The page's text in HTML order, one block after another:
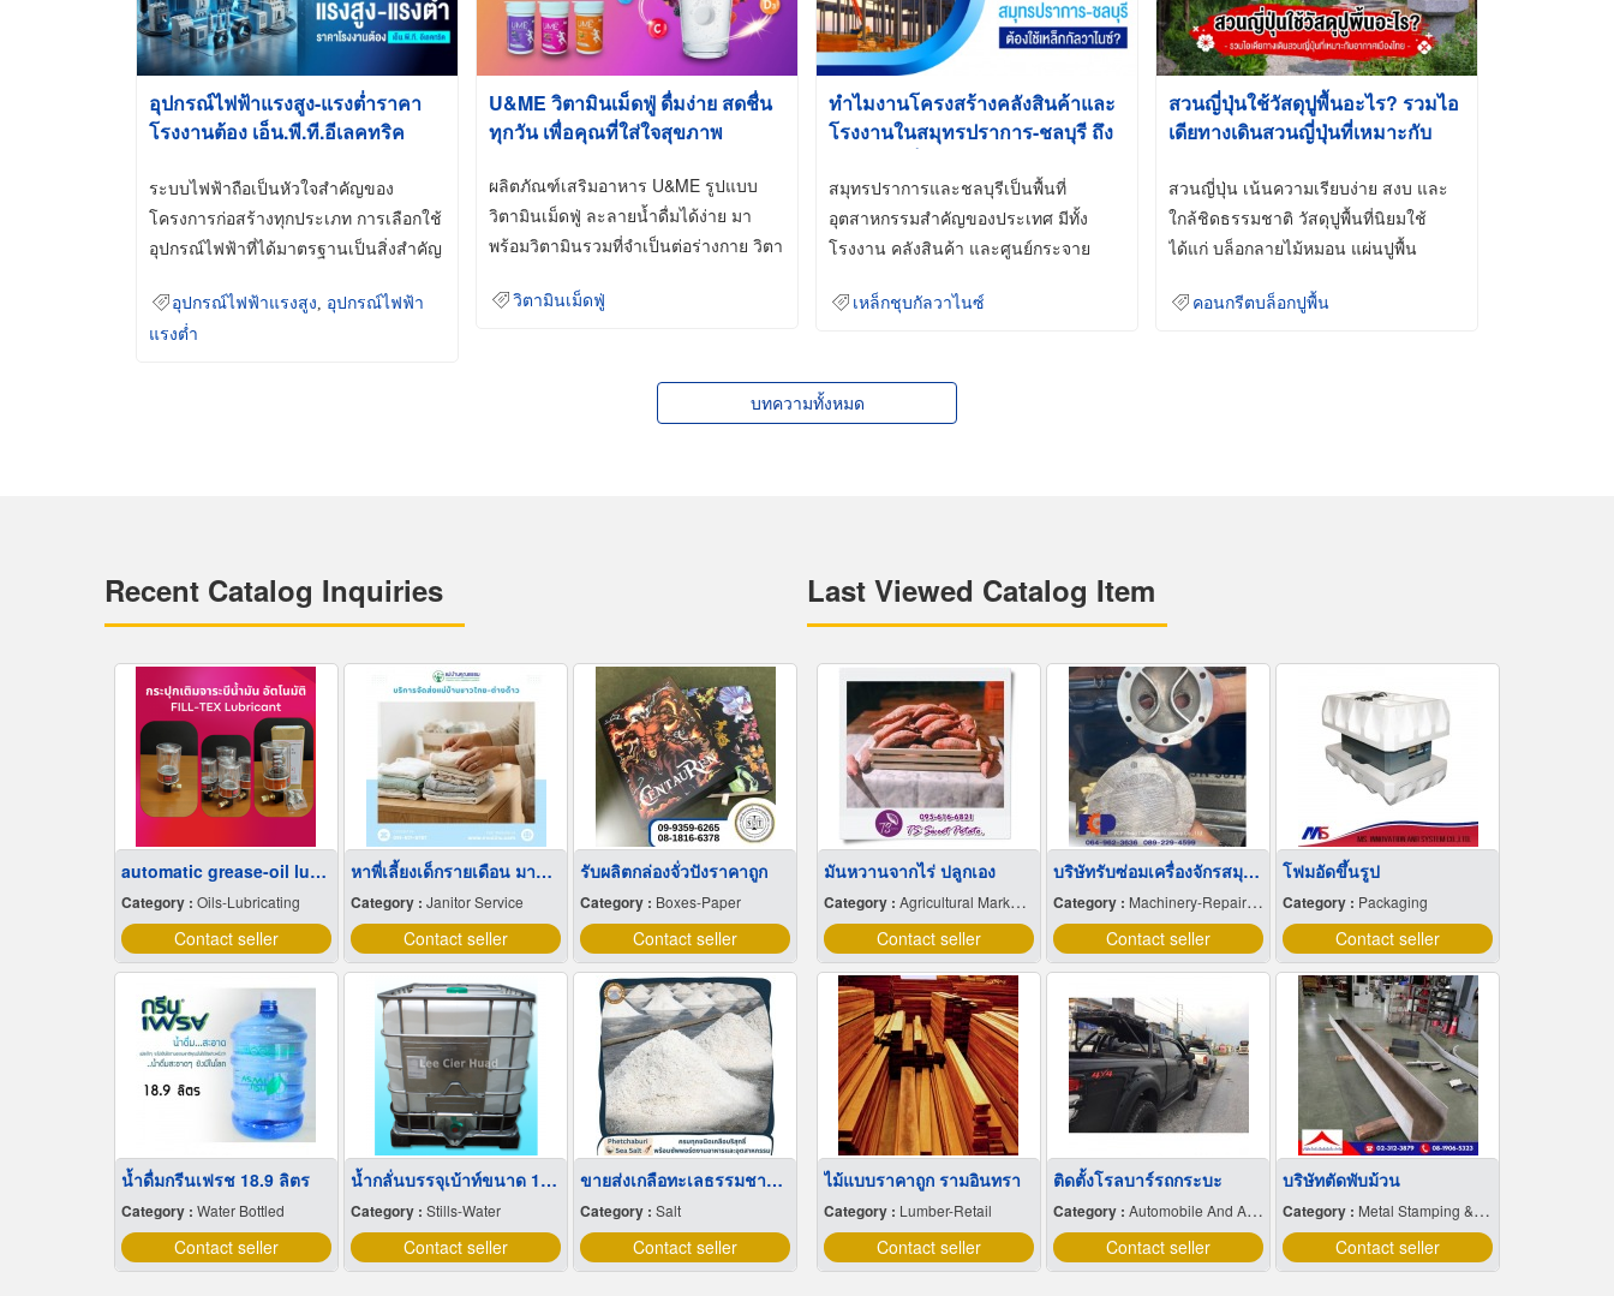
อุปกรณ์ไฟฟ้าแรงสูง-แรงต่ำราคา
โรงงานต้อง เอ็น.พี.ที.อีเลคทริค
ระบบไฟฟ้าถือเป็นหัวใจสำคัญของ
โครงการก่อสร้างทุกประเภท การเลือกใช้
อุปกรณ์ไฟฟ้าที่ได้มาตรฐานเป็นสิ่งสำคัญ
อุปกรณ์ไฟฟ้าแรงสูง
อุปกรณ์ไฟฟ้า
แรงต่ำ
U&ME วิตามินเม็ดฟู่ ดื่มง่าย สดชื่น
ทุกวัน เพื่อคุณที่ใส่ใจสุขภาพ
ผลิตภัณฑ์เสริมอาหาร U&ME รูปแบบ
วิตามินเม็ดฟู่ ละลายน้ำดื่มได้ง่าย มา
พร้อมวิตามินรวมที่จำเป็นต่อร่างกาย วิตา
วิตามินเม็ดฟู่
ทำไมงานโครงสร้างคลังสินค้าและ
โรงงานในสมุทรปราการ-ชลบุรี ถึง
Galvanized)
สมุทรปราการและชลบุรีเป็นพื้นที่
อุตสาหกรรมสำคัญของประเทศ มีทั้ง
โรงงาน คลังสินค้า และศูนย์กระจาย
เหล็กชุบกัลวาไนซ์
สวนญี่ปุ่นใช้วัสดุปูพื้นอะไร? รวมไอ
เดียทางเดินสวนญี่ปุ่นที่เหมาะกับ
สวนญี่ปุ่น เน้นความเรียบง่าย สงบ และ
ใกล้ชิดธรรมชาติ วัสดุปูพื้นที่นิยมใช้
ได้แก่ บล็อกลายไม้หมอน แผ่นปูพื้น
คอนกรีตบล็อกปูพื้น
บทความทั้งหมด
Recent Catalog Inquiries
automatic grease-oil lubricator
Category : Oils-Lubricating
Contact seller
หาพี่เลี้ยงเด็กรายเดือน มารยาทดี
Category : Janitor Service
Contact seller
รับผลิตกล่องจั่วปังราคาถูก
Category : Boxes-Paper
Contact seller
น้ำดื่มกรีนเฟรช 18.9 ลิตร
Category : Water Bottled
Contact seller
น้ำกลั่นบรรจุเบ้าท์ขนาด 1,000 ลิตร
Category : Stills-Water
Contact seller
ขายส่งเกลือทะเลธรรมชาติ มีเก็บเงินปลายทาง
Category :Salt
Contact seller
Last Viewed Catalog Item
มันหวานจากไร่ ปลูกเอง
Category : Agricultural Marketing
Contact seller
บริษัทรับซ่อมเครื่องจักรสมุทรสาคร
Category : Machinery-Repairing
Contact seller
โฟมอัดขึ้นรูป
Category : Packaging
Contact seller
ไม้แบบราคาถูก รามอินทรา
Category : Lumber-Retail
Contact seller
ติดตั้งโรลบาร์รถกระบะ
Category : Automobile And Auto Accessories.
Contact seller
บริษัทตัดพับม้วน
Category : Metal Stamping & Cutting
Contact seller